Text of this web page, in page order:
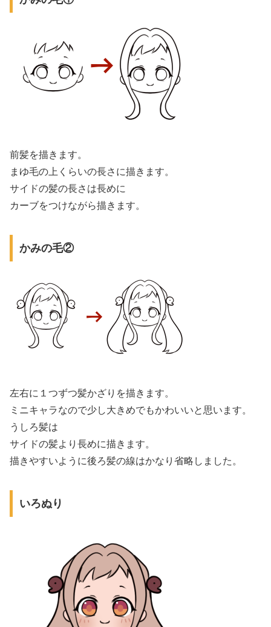
前髪を描きます。
まゆ毛の上くらいの長さに描きます。
サイドの髪の長さは長めに
カーブをつけながら描きます。
かみの毛②
左右に１つずつ髪かざりを描きます。
ミニキャラなので少し大きめでもかわいいと思います。
うしろ髪は
サイドの髪より長めに描きます。
描きやすいように後ろ髪の線はかなり省略しました。
いろぬり